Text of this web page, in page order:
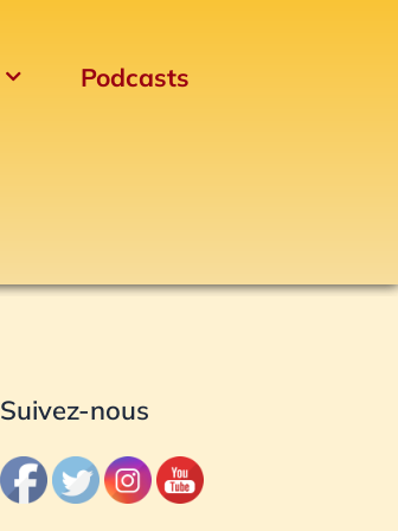
Podcasts
Suivez-nous
Archives